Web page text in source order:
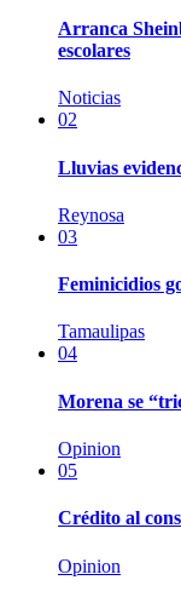
Arranca
escolares
Noticias
02
Lluvias
Reynosa
03
Feminicidios
Tamaulipas
04
Morena se
Opinion
05
Crédito al
Opinion